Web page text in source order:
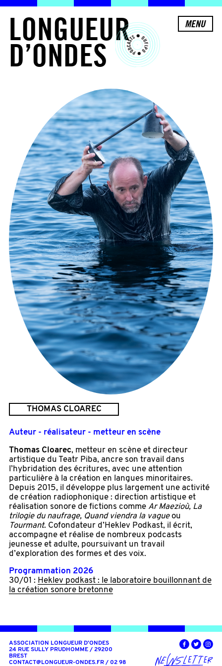
LONGUEUR
D’ONDES
MENU
THOMAS CLOAREC
Auteur - réalisateur - metteur en scène
Thomas Cloarec, metteur en scène et directeur
artistique du Teatr Piba, ancre son travail dans
l’hybridation des écritures, avec une attention
particulière à la création en langues minoritaires.
Depuis 2015, il développe plus largement une activité
de création radiophonique : direction artistique et
réalisation sonore de fictions comme Ar Maezioù, La
trilogie du naufrage, Quand viendra la vague ou
Tourmant. Cofondateur d’Heklev Podkast, il écrit,
accompagne et réalise de nombreux podcasts
jeunesse et adulte, poursuivant un travail
d’exploration des formes et des voix.
Programmation 2026
30/01 : Heklev podkast : le laboratoire bouillonnant de
la création sonore bretonne
ASSOCIATION LONGUEUR D'ONDES
24 RUE SULLY PRUDHOMME / 29200
BREST
CONTACT@LONGUEUR-ONDES.FR / 02 98